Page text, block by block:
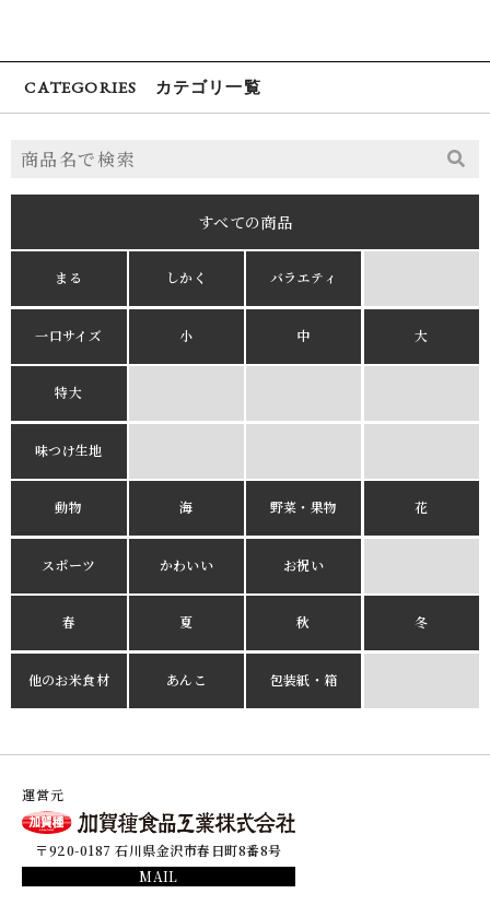
CATEGORIES カテゴリ一覧
すべての商品
まる しかく バラエティ
一口サイズ 小 中 大
特大
味つけ生地
動物 海 野菜・果物 花
スポーツ かわいい お祝い
春 夏 秋 冬
他のお米食材 あんこ 包装紙・箱
運営元
〒920-0187 石川県金沢市春日町8番8号
MAIL